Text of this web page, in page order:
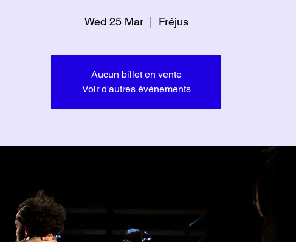
Wed 25 Mar
  |
Fréjus
Aucun billet en vente
Voir d'autres événements